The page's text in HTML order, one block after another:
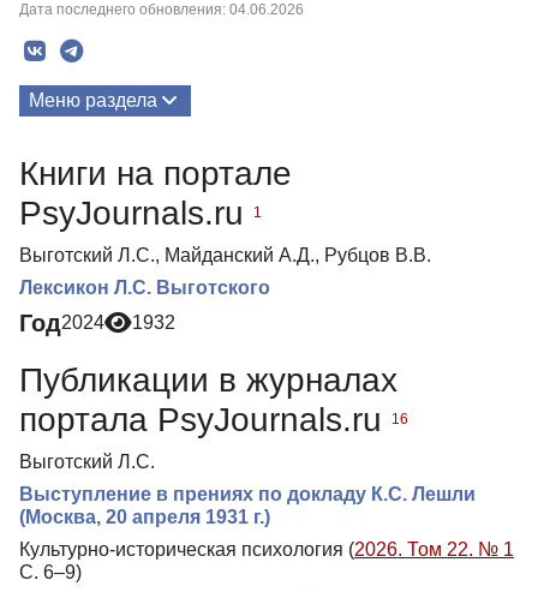
Дата последнего обновления: 04.06.2026
Меню раздела
Книги на портале
PsyJournals.ru
1
Выготский Л.С., Майданский А.Д., Рубцов В.В.
Лексикон Л.С. Выготского
Год2024 1932
Публикации в журналах
портала PsyJournals.ru
16
Выготский Л.С.
Выступление в прениях по докладу К.С. Лешли
(Москва, 20 апреля 1931 г.)
Культурно-историческая психология (2026. Том 22. № 1
С. 6–9)